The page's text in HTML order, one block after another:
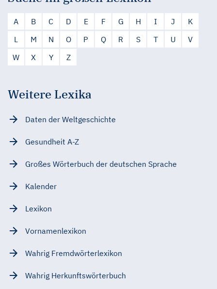
A B C D E F G H I J
K
L
M N O P Q R S T U
V
W
X Y Z
Weitere Lexika
Daten der Weltgeschichte
Gesundheit A-Z
Großes Wörterbuch der deutschen Sprache
Kalender
Lexikon
Vornamenlexikon
Wahrig Fremdwörterlexikon
Wahrig Herkunftswörterbuch